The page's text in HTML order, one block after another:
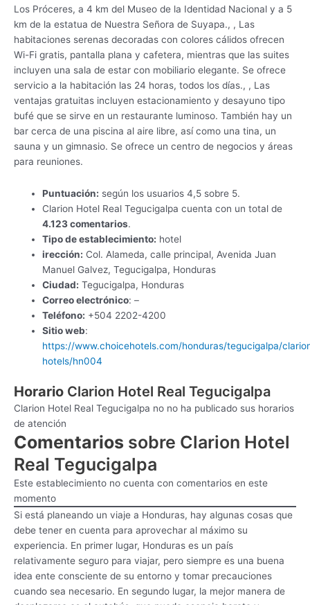
Los Próceres, a 4 km del Museo de la Identidad Nacional y a 5
km de la estatua de Nuestra Señora de Suyapa., , Las
habitaciones serenas decoradas con colores cálidos ofrecen
Wi-Fi gratis, pantalla plana y cafetera, mientras que las suites
incluyen una sala de estar con mobiliario elegante. Se ofrece
servicio a la habitación las 24 horas, todos los días., , Las
ventajas gratuitas incluyen estacionamiento y desayuno tipo
bufé que se sirve en un restaurante luminoso. También hay un
bar cerca de una piscina al aire libre, así como una tina, un
sauna y un gimnasio. Se ofrece un centro de negocios y áreas
para reuniones.
Puntuación: según los usuarios 4,5 sobre 5.
Clarion Hotel Real Tegucigalpa cuenta con un total de
4.123 comentarios.
Tipo de establecimiento: hotel
irección: Col. Alameda, calle principal, Avenida Juan
Manuel Galvez, Tegucigalpa, Honduras
Ciudad: Tegucigalpa, Honduras
Correo electrónico: –
Teléfono: +504 2202-4200
Sitio web:
https://www.choicehotels.com/honduras/tegucigalpa/
hotels/hn004
Horario Clarion Hotel Real Tegucigalpa
Clarion Hotel Real Tegucigalpa no no ha publicado sus horarios
de atención
Comentarios sobre Clarion Hotel
Real Tegucigalpa
Este establecimiento no cuenta con comentarios en este
momento
Si está planeando un viaje a Honduras, hay algunas cosas que
debe tener en cuenta para aprovechar al máximo su
experiencia. En primer lugar, Honduras es un país
relativamente seguro para viajar, pero siempre es una buena
idea ente consciente de su entorno y tomar precauciones
cuando sea necesario. En segundo lugar, la mejor manera de